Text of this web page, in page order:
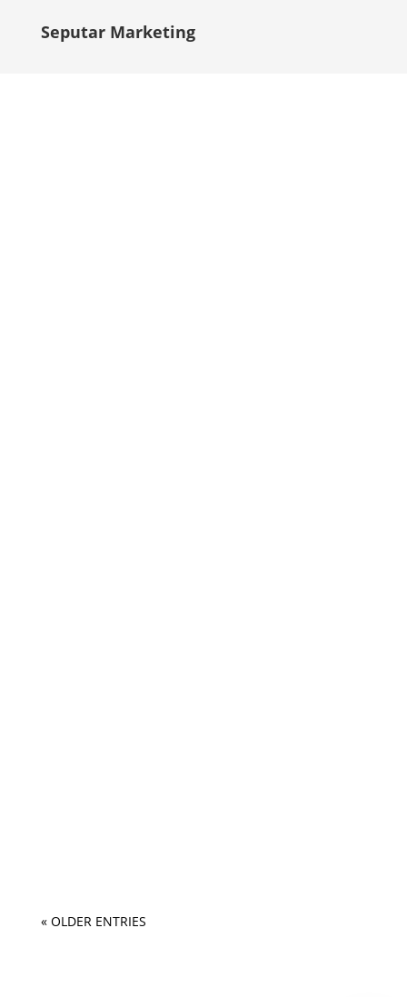
Seputar Marketing
« OLDER ENTRIES